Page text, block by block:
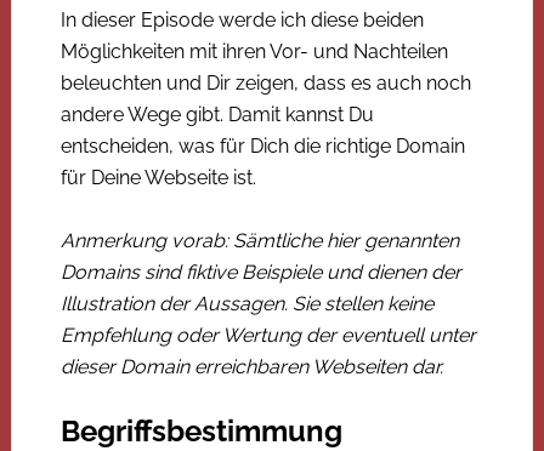
In dieser Episode werde ich diese beiden
Möglichkeiten mit ihren Vor- und Nachteilen
beleuchten und Dir zeigen, dass es auch noch
andere Wege gibt. Damit kannst Du
entscheiden, was für Dich die richtige Domain
für Deine Webseite ist.
Anmerkung vorab: Sämtliche hier genannten
Domains sind fiktive Beispiele und dienen der
Illustration der Aussagen. Sie stellen keine
Empfehlung oder Wertung der eventuell unter
dieser Domain erreichbaren Webseiten dar.
Begriffsbestimmung